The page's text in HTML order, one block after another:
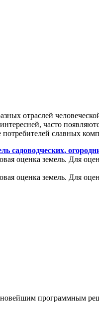
отраслей
часто
славных
садоводческих,
оценка земель. Для
оценка земель. Для
программным